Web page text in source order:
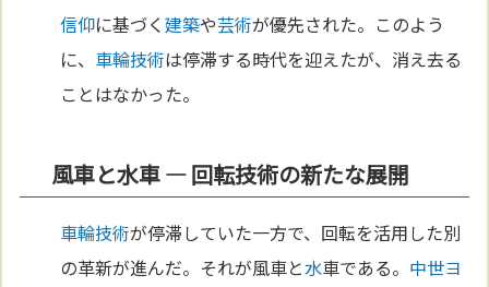
信仰に基づく建築や芸術が優先された。このよう
に、 車輪技術は停滞する時代を迎えたが、消え去る
ことはなかった。
風車と水車 ― 回転技術の新たな展開
車輪技術が停滞していた一方で、回転を活用した別
の革新が進んだ。それが風車と水車である。 中世ヨ